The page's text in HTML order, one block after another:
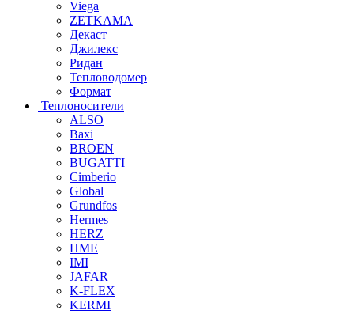
Viega
ZETKAMA
Декаст
Джилекс
Ридан
Тепловодомер
Формат
Теплоносители
ALSO
Baxi
BROEN
BUGATTI
Cimberio
Global
Grundfos
Hermes
HERZ
HME
IMI
JAFAR
K-FLEX
KERMI